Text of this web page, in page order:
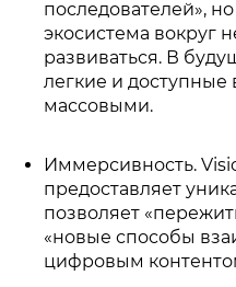
последователей»,
экосистема вокруг
развиваться. В
легкие и доступные
массовыми.
Иммерсивность.
предоставляет
позволяет
«новые способы
цифровым